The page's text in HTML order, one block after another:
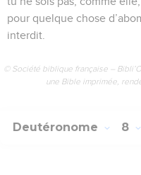
pour quelque chose
interdit.
© Société biblique française –
une Bible imprimée,
Deutéronome 8